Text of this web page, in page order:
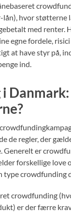
hvor støtterne
med renter.
egne fordele,
at have styr på,
ind.
de regler, der
Generelt er
forskellige love
type crowdfunding
crowdfunding
er der færre